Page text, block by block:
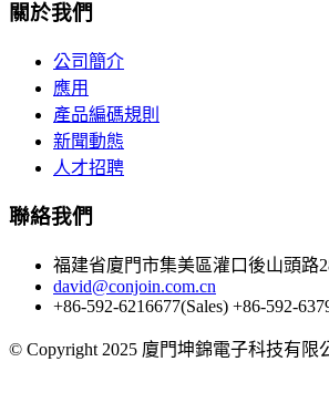
關於我們
公司簡介
應用
產品編碼規則
新聞動態
人才招聘
聯絡我們
福建省廈門市集美區灌口後山頭路
david@conjoin.com.cn
+86-592-6216677(Sales) +86-592-
© Copyright 2025 廈門坤錦電子科技有限